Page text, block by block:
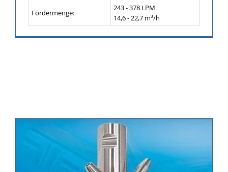
Fördermenge:
243 - 378 LPM
14,6 - 22,7 m³/h